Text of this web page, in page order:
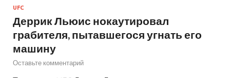
UFC
Деррик Льюис нокаутировал
грабителя, пытавшегося угнать его
машину
Оставьте комментарий